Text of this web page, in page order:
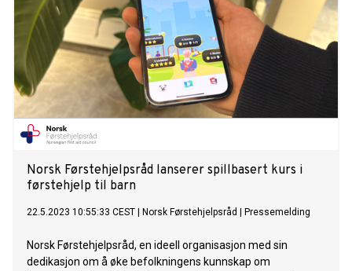
Norsk Førstehjelpsråd lanserer spillbasert kurs i
førstehjelp til barn
22.5.2023 10:55:33 CEST Norsk Førstehjelpsråd Pressemelding
Norsk Førstehjelpsråd, en ideell organisasjon med sin
dedikasjon om å øke befolkningens kunnskap om